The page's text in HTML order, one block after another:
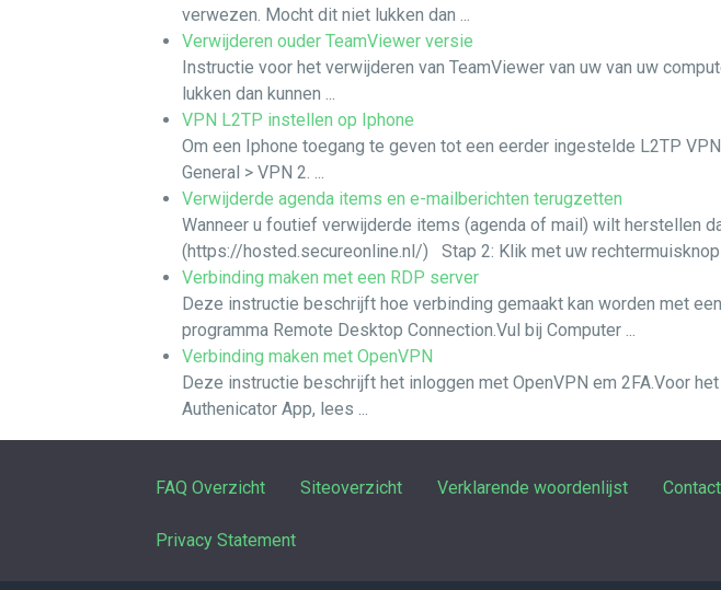
verwezen. Mocht dit niet lukken dan ...
Verwijderen ouder TeamViewer versie
Instructie voor het verwijderen van TeamViewer van uw van uw
lukken dan kunnen ...
VPN L2TP instellen op Iphone
Om een Iphone toegang te geven tot een eerder ingestelde L2TP
General > VPN 2. ...
Verwijderde agenda items en e-mailberichten terugzetten
Wanneer u foutief verwijderde items (agenda of mail) wilt herstellen
(https://hosted.secureonline.nl/) Stap 2: Klik met uw rechtermuisknop
Verbinding maken met een RDP server
Deze instructie beschrijft hoe verbinding gemaakt kan worden met
programma Remote Desktop Connection.Vul bij Computer ...
Verbinding maken met OpenVPN
Deze instructie beschrijft het inloggen met OpenVPN em 2FA.Voor
Authenicator App, lees ...
FAQ Overzicht Siteoverzicht Verklarende woordenlijst
Privacy Statement